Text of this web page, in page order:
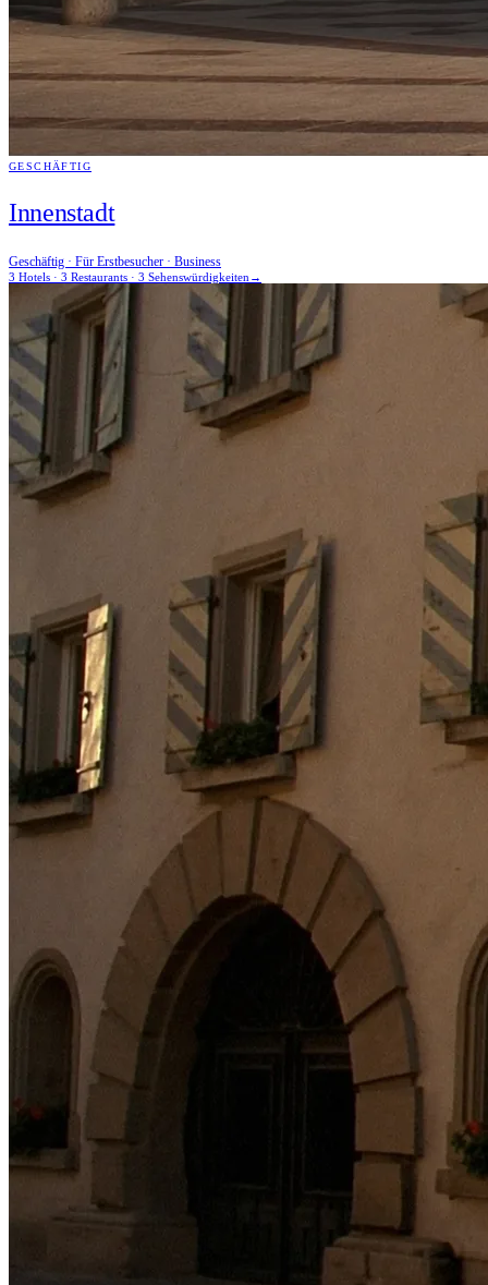
GESCHÄFTIG
Innenstadt
Geschäftig · Für Erstbesucher · Business
3 Hotels · 3 Restaurants · 3 Sehenswürdigkeiten →